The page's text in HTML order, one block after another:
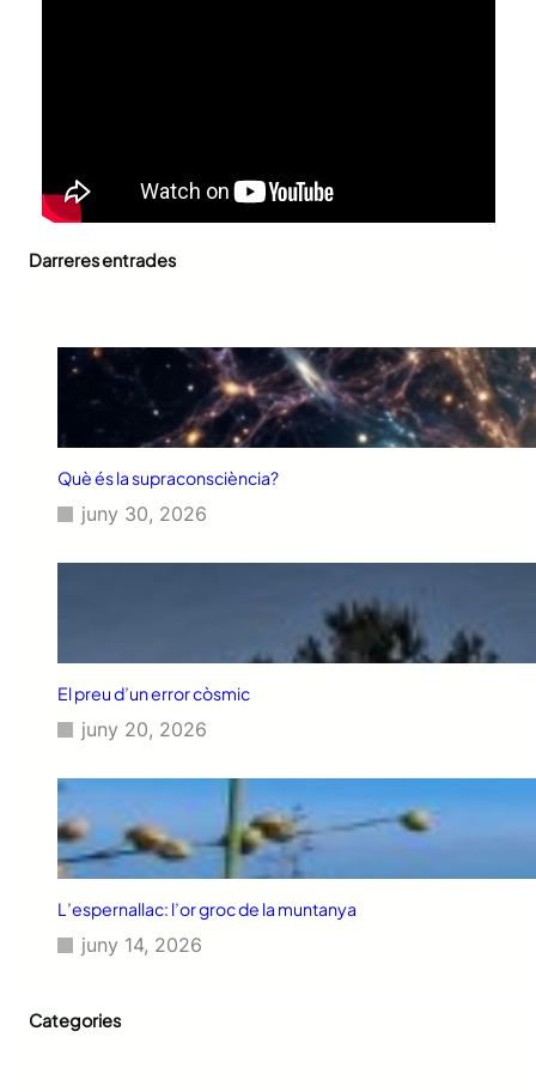
Darreres entrades
Què és la supraconsciència?
juny 30, 2026
El preu d’un error còsmic
juny 20, 2026
L’espernallac: l’or groc de la muntanya
juny 14, 2026
Categories